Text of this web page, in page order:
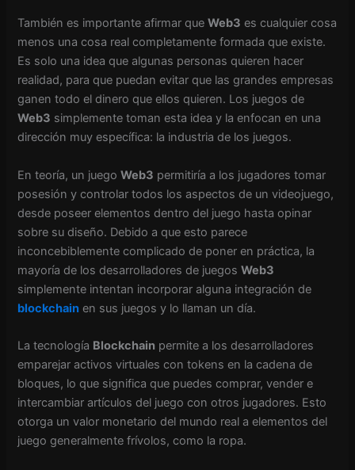
También es importante afirmar queWeb3 es cualquier cosa
menos una cosa real completamente formada que existe.
Es solo una idea que algunas personas quieren hacer
realidad, para que puedan evitar que las grandes empresas
ganen todo el dinero que ellos quieren. Los juegos de
Web3 simplemente toman esta idea y la enfocan en una
dirección muy específica: la industria de los juegos.
En teoría, un juegoWeb3 permitiría a los jugadores tomar
posesión y controlar todos los aspectos de un videojuego,
desde poseer elementos dentro del juego hasta opinar
sobre su diseño. Debido a que esto parece
inconcebiblemente complicado de poner en práctica, la
mayoría de los desarrolladores de juegosWeb3
simplemente intentan incorporar alguna integración de
blockchain en sus juegos y lo llaman un día.
La tecnología Blockchain permite a los desarrolladores
emparejar activos virtuales con tokens en la cadena de
bloques, lo que significa que puedes comprar, vender e
intercambiar artículos del juego con otros jugadores. Esto
otorga un valor monetario del mundo real a elementos del
juego generalmente frívolos, como la ropa.